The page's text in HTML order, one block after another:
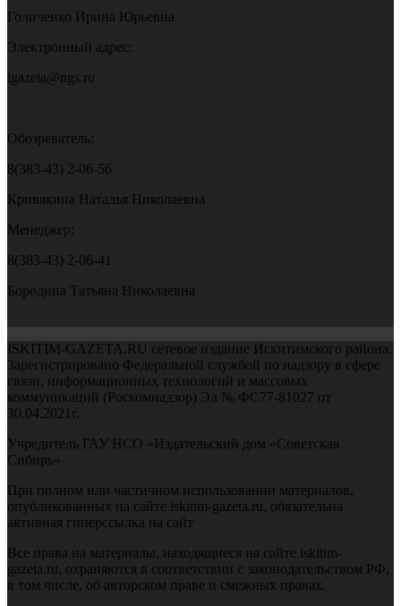
Голиченко Ирина Юрьевна
Электронный адрес:
igazeta@ngs.ru
Обозреватель:
8(383-43) 2-06-56
Кривякина Наталья Николаевна
Менеджер:
8(383-43) 2-06-41
Бородина Татьяна Николаевна
ISKITIM-GAZETA.RU сетевое издание Искитимского района.
Зарегистрировано Федеральной службой по надзору в сфере
связи, информационных технологий и массовых
коммуникаций (Роскомнадзор) Эл № ФС77-81027 от
30.04.2021г.
Учредитель ГАУ НСО «Издательский дом «Советская
Сибирь»
При полном или частичном использовании материалов,
опубликованных на сайте iskitim-gazeta.ru, обязательна
активная гиперссылка на сайт
Все права на материалы, находящиеся на сайте iskitim-
gazeta.ru, охраняются в соответствии с законодательством РФ,
в том числе, об авторском праве и смежных правах.